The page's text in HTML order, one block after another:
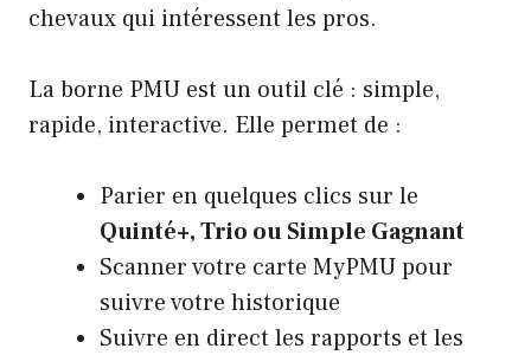
chevaux qui intéressent les pros.
La borne PMU est un outil clé : simple,
rapide, interactive. Elle permet de :
Parier en quelques clics sur le
Quinté+, Trio ou Simple Gagnant
Scanner votre carte MyPMU pour
suivre votre historique
Suivre en direct les rapports et les